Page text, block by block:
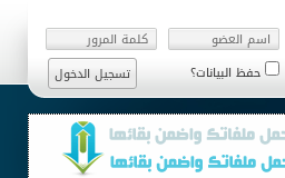
حفظ البيانات؟